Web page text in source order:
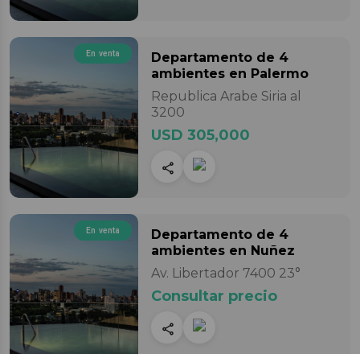
En venta Departamento de 4
ambientes en Palermo
Republica Arabe Siria al
3200
USD 305,000
En venta Departamento de 4
ambientes en Nuñez
Av. Libertador 7400 23°
Consultar precio